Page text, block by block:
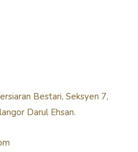
Bestari, Seksyen 7,
Darul Ehsan.